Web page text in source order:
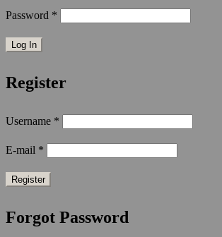
Password *
Register
Username *
E-mail *
Forgot Password